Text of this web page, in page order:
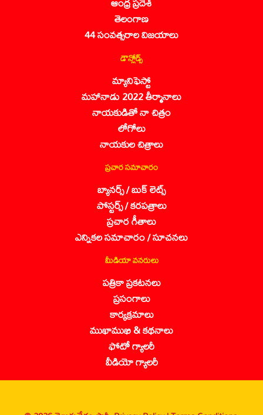
తెలంగాణ
44 సంవత్సరాల విజయాలు
డౌన్లోడ్స్
మ్యానిఫెస్టో
మహానాడు 2022 తీర్మానాలు
నాయకుడితో నా చిత్రం
లోగోలు
నాయకుల చిత్రాలు
ప్రచార సమాచారం
బ్యానర్స్ / బుక్ లెట్స్
పోస్టర్స్ / కరపత్రాలు
ప్రచార గీతాలు
ఎన్నికల సమాచారం / సూచనలు
మీడియా వనరులు
పత్రికా ప్రకటనలు
ప్రసంగాలు
కార్యక్రమాలు
ముఖాముఖి & కథనాలు
ఫోటో గ్యాలరీ
వీడియో గ్యాలరీ